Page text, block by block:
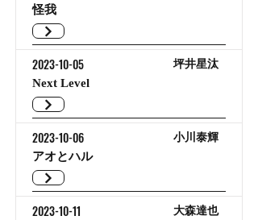
怪我
Next Level
2023-10-05 坪井星汰
アオとハル
2023-10-06 小川泰輝
2023-10-11 大森達也